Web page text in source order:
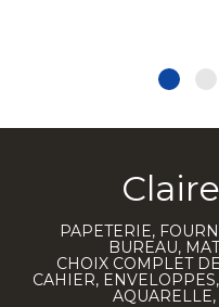
PAPETERIE,
BUREAU,
CHOIX COMPLET
CAHIER,